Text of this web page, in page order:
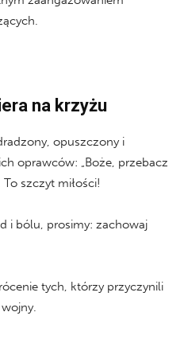
na krzyżu
opuszczony i
oprawców: „Boże, przebacz
szczyt miłości!
i bólu, prosimy: zachowaj
tych, którzy przyczynili